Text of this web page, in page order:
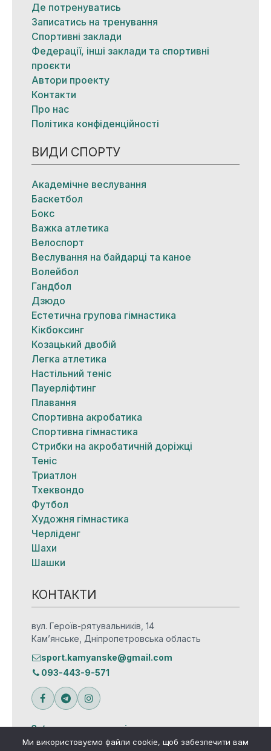
Де потренуватись
Записатись на тренування
Спортивні заклади
Федерації, інші заклади та спортивні
проєкти
Автори проекту
Контакти
Про нас
Політика конфіденційності
ВИДИ СПОРТУ
Академічне веслування
Баскетбол
Бокс
Важка атлетика
Велоспорт
Веслування на байдарці та каное
Волейбол
Гандбол
Дзюдо
Естетична групова гімнастика
Кікбоксинг
Козацький двобій
Легка атлетика
Настільний теніс
Пауерліфтинг
Плавання
Спортивна акробатика
Спортивна гімнастика
Стрибки на акробатичній доріжці
Теніс
Триатлон
Тхеквондо
Футбол
Художня гімнастика
Черліденг
Шахи
Шашки
КОНТАКТИ
вул. Героїв-рятувальників, 14
Кам’янське, Дніпропетровська область
sport.kamyanske@gmail.com
093-443-9-571
Зв’язатися з редакцією
Ми використовуємо файли cookie, щоб забезпечити вам